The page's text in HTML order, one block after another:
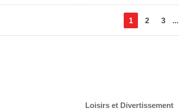
1 2 3 ...
Loisirs et Divertissement